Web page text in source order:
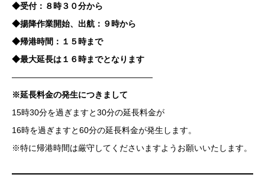
◆受付：８時３０分から
◆揚降作業開始、出航：９時から
◆帰港時間：１５時まで
◆最大延長は１６時までとなります
—————————————————
※延長料金の発生につきまして
15時30分を過ぎますと30分の延長料金が
16時を過ぎますと60分の延長料金が発生します。
※特に帰港時間は厳守してくださいますようお願いいたします。